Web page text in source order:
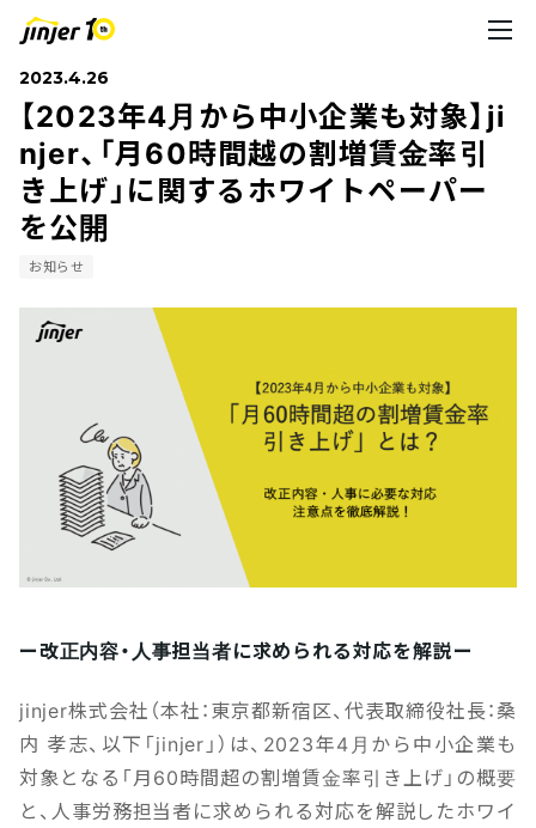
2023.4.26
【2023年4月から中小企業も対象】ji
njer、「月60時間越の割増賃金率引
き上げ」に関するホワイトペーパー
を公開
お知らせ
ー改正内容・人事担当者に求められる対応を解説ー
jinjer株式会社（本社：東京都新宿区、代表取締役社長：桑
内 孝志、以下「jinjer」）は、2023年4月から中小企業も
対象となる「月60時間超の割増賃金率引き上げ」の概要
と、人事労務担当者に求められる対応を解説したホワイ